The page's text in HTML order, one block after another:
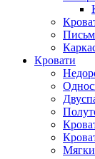
Кровати